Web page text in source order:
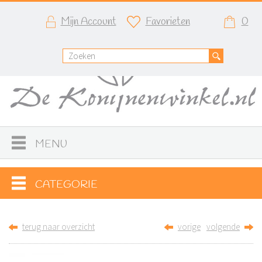
Mijn Account Favorieten 0
MENU
CATEGORIE
terug naar overzicht vorige volgende